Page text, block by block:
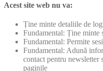
Acest site web nu va:
Ține minte detaliile de
Fundamental: Ține minte
Fundamental: Permite
Fundamental: Adună
contact pentru newsletter
paginile